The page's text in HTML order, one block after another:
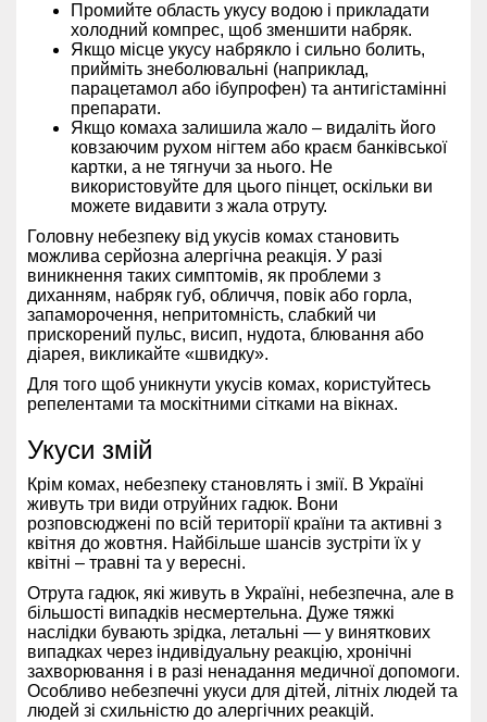
Промийте область укусу водою і прикладати
холодний компрес, щоб зменшити набряк.
Якщо місце укусу набрякло і сильно болить,
прийміть знеболювальні (наприклад,
парацетамол або ібупрофен) та антигістамінні
препарати.
Якщо комаха залишила жало – видаліть його
ковзаючим рухом нігтем або краєм банківської
картки, а не тягнучи за нього. Не
використовуйте для цього пінцет, оскільки ви
можете видавити з жала отруту.
Головну небезпеку від укусів комах становить
можлива серйозна алергічна реакція. У разі
виникнення таких симптомів, як проблеми з
диханням, набряк губ, обличчя, повік або горла,
запаморочення, непритомність, слабкий чи
прискорений пульс, висип, нудота, блювання або
діарея, викликайте «швидку».
Для того щоб уникнути укусів комах, користуйтесь
репелентами та москітними сітками на вікнах.
Укуси змій
Крім комах, небезпеку становлять і змії. В Україні
живуть три види отруйних гадюк. Вони
розповсюджені по всій території країни та активні з
квітня до жовтня. Найбільше шансів зустріти їх у
квітні – травні та у вересні.
Отрута гадюк, які живуть в Україні, небезпечна, але в
більшості випадків несмертельна. Дуже тяжкі
наслідки бувають зрідка, летальні — у виняткових
випадках через індивідуальну реакцію, хронічні
захворювання і в разі ненадання медичної допомоги.
Особливо небезпечні укуси для дітей, літніх людей та
людей зі схильністю до алергічних реакцій.